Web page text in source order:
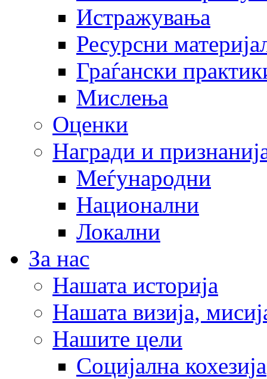
Истражувања
Ресурсни
Граѓански
Мислења
Оценки
Награди и
Меѓународни
Национални
Локални
За нас
Нашата историја
Нашата визија,
Нашите цели
Социјална кохезија